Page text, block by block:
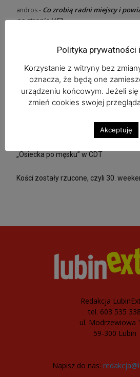
andros- Co zrobią radni miejscy i
po stronie UE?
Zaplanuj już dziś Bieg Tropem
Copper Festival w „Beatka Music
„Osiecka po męsku” w CDT
Kości zostały rzucone, czyli 30.
Redakcja
tel. 603 535 338
ul. Modrzewiowa
59-300 Lubin
Napisz do nas:
Polityka prywatności
Korzystanie z witryny bez
oznacza, że będą one
urządzeniu końcowym. Jeżeli
zmień cookies swojej
Akceptuję